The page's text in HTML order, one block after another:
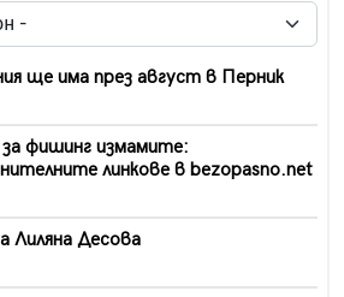
ще има през август в Перник
фишинг измамите:
линкове в bezopasno.net
Лиляна Десова